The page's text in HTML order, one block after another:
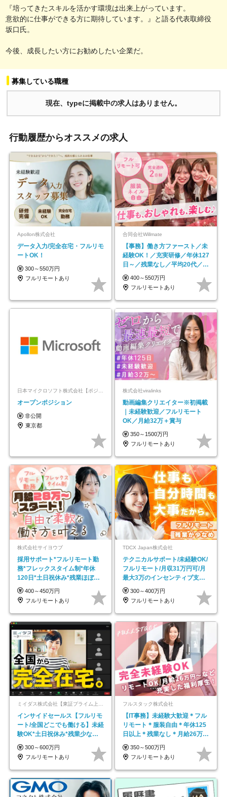
『培ってきたスキルを活かす環境は出来上がっています。
意欲的に仕事ができる方に期待しています。』と語る代表取締役
坂口氏。
今後、成長したい方にお勧めしたい企業だ。
募集している職種
現在、typeに掲載中の求人はありません。
行動履歴からオススメの求人
Apollon株式会社
データ入力/完全在宅・フルリモ
ートOK！
300～550万円
フルリモートあり
合同会社Willmate
【事務】働き方ファースト／未
経験OK！／充実研修／年休127
日～／残業なし／平均20代／リ
モートOK
400～550万円
フルリモートあり
日本マイクロソフト株式会社【ポジションマッチ登録】
オープンポジション
非公開
東京都
株式会社viralinks
動画編集クリエイター※初掲載
｜未経験歓迎／フルリモート
OK／月給32万＋賞与
350～1500万円
フルリモートあり
株式会社サイヨウブ
採用サポート*フルリモート勤
務*フレックスタイム制*年休
120日*土日祝休み*残業ほぼな
し*育児中社員8割以上
400～450万円
フルリモートあり
TDCX Japan株式会社
テクニカルサポート/未経験OK/
フルリモート/月収31万円可/月
最大3万のインセンティブ支給/
平均年齢33歳
300～400万円
フルリモートあり
ミイダス株式会社【東証プライム上場パーソルグループ】
インサイドセールス【フルリモ
ート/全国どこでも働ける】未経
験OK*土日祝休み*残業少なめ*
在宅勤務手当あり
300～600万円
フルリモートあり
フルスタック株式会社
【IT事務】未経験大歓迎＊フル
リモート＊服装自由＊年休125
日以上＊残業なし＊月給26万円
以上
350～500万円
フルリモートあり